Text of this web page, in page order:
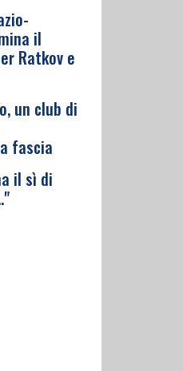
il
Ratkov e
un club di
fascia
il sì di